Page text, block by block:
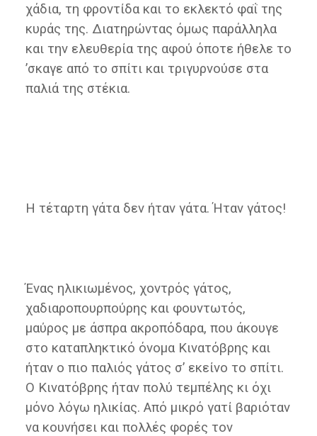
χάδια, τη φροντίδα και το εκλεκτό φαΐ της
κυράς της. Διατηρώντας όμως παράλληλα
και την ελευθερία της αφού όποτε ήθελε το
’σκαγε από το σπίτι και τριγυρνούσε στα
παλιά της στέκια.
Η τέταρτη γάτα δεν ήταν γάτα. Ήταν γάτος!
Ένας ηλικιωμένος, χοντρός γάτος,
χαδιαροπουρπούρης και φουντωτός,
μαύρος με άσπρα ακροπόδαρα, που άκουγε
στο καταπληκτικό όνομα Κινατόβρης και
ήταν ο πιο παλιός γάτος σ’ εκείνο το σπίτι.
Ο Κινατόβρης ήταν πολύ τεμπέλης κι όχι
μόνο λόγω ηλικίας. Από μικρό γατί βαριόταν
να κουνήσει και πολλές φορές τον